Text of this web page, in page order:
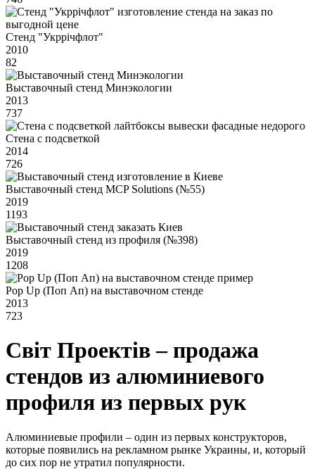
Стенд "Укррічфлот"
2010
82
Выставочный стенд Минэкологии
2013
737
Стена с подсветкой
2014
726
Выставочный стенд MCP Solutions (№55)
2019
1193
Выставочный стенд из профиля (№398)
2019
1208
Pop Up (Поп Ап) на выставочном стенде
2013
723
Світ Проектів – продажа
стендов из алюминиевого
профиля из первых рук
Алюминиевые профили – один из первых конструкторов,
которые появились на рекламном рынке Украины, и, который
до сих пор не утратил популярности.